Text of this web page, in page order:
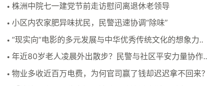
株洲中院七一建党节前走访慰问离退休老领导
小区内农家肥异味扰民，民警迅速协调“除味”
“现实向”电影的多元发展与中华优秀传统文化的想象力..
年近80岁老人凌晨外出散步？民警与社区平安力量协作..
物业多收近百万电费，为何官司赢了钱却迟迟拿不回来？